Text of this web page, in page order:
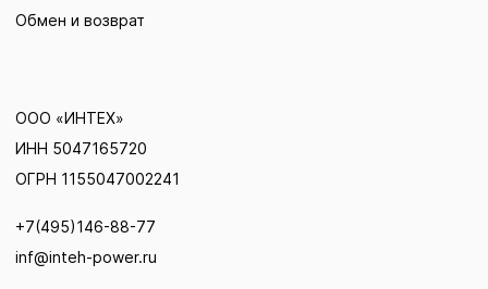
Обмен и возврат
ООО «ИНТЕХ»
ИНН 5047165720
ОГРН 1155047002241
+7(495)146-88-77
inf@inteh-power.ru